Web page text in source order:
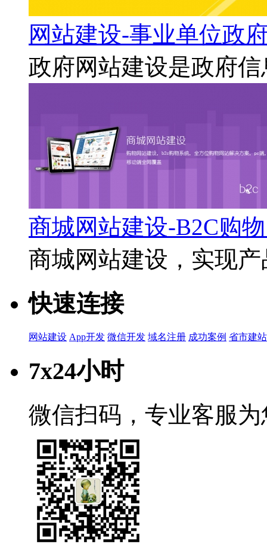
网站建设-事业单位政
政府网站建设是政府
商城网站建设-B2C购
商城网站建设，实现
快速连接
网站建设 App开发 微信开发 域名注册 成功案例 省市建站
7x24小时
微信扫码，专业客服